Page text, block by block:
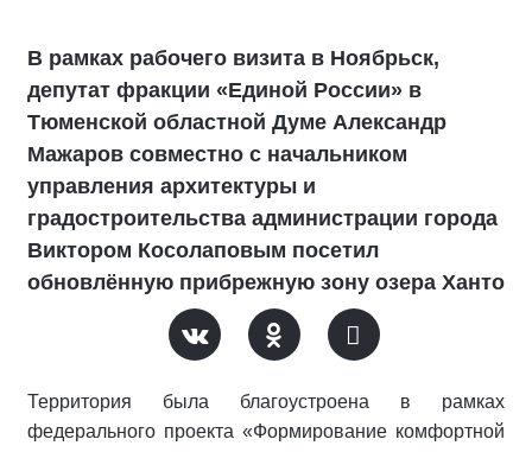
В рамках рабочего визита в Ноябрьск,
депутат фракции «Единой России» в
Тюменской областной Думе Александр
Мажаров совместно с начальником
управления архитектуры и
градостроительства администрации города
Виктором Косолаповым посетил
обновлённую прибрежную зону озера Ханто
Территория была благоустроена в рамках
федерального проекта «Формирование комфортной